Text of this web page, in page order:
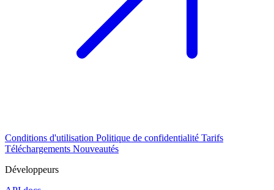
Conditions d'utilisation Politique de confidentialité Tarifs
Téléchargements Nouveautés
Développeurs